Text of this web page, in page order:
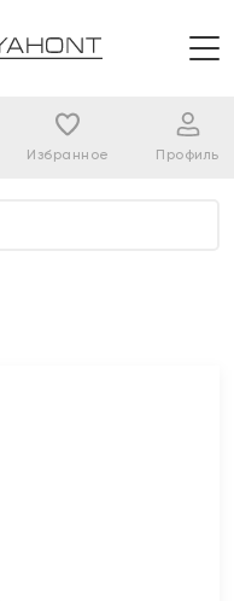
Избранное Профиль